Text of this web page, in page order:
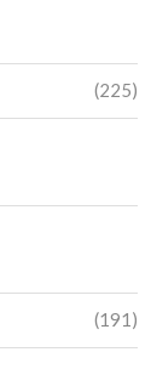
(225)
(191)